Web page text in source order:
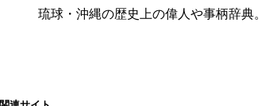
琉球・沖縄の歴史上の偉人や事柄辞典。